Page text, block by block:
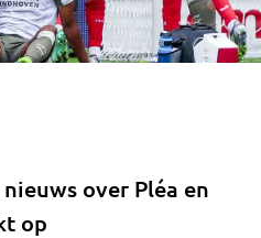
over Pléa en
op